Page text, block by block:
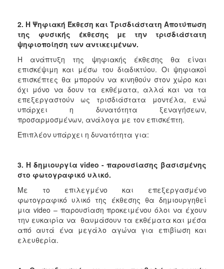
2. Η Ψηφιακή Έκθεση και Τρισδιάστατη Αποτύπωση
της φυσικής έκθεσης με την τρισδιάστατη
ψηφιοποίηση των αντικειμένων.
Η ανάπτυξη της ψηφιακής έκθεσης θα είναι
επισκέψιμη και μέσω του διαδικτύου. Οι ψηφιακοί
επισκέπτες θα μπορούν να κινηθούν στον χώρο και
όχι μόνο να δουν τα εκθέματα, αλλά και να τα
επεξεργαστούν ως τρισδιάστατα μοντέλα, ενώ
υπάρχει η δυνατότητα ξεναγήσεων,
προσαρμοσμένων, ανάλογα με τον επισκέπτη.
Επιπλέον υπάρχει η δυνατότητα για:
3. Η δημιουργία video - παρουσίασης βασισμένης
στο φωτογραφικό υλικό.
Με το επιλεγμένο και επεξεργασμένο
φωτογραφικό υλικό της έκθεσης θα δημιουργηθεί
μια video – παρουσίαση προκειμένου όλοι να έχουν
την ευκαιρία να θαυμάσουν τα εκθέματα και μέσα
από αυτά ένα μεγάλο αγώνα για επιβίωση και
ελευθερία.